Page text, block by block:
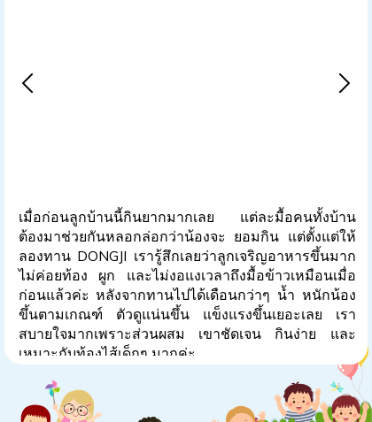
ลูกเราป่วยบ่อยมาก กินข้าวก็ไม่ค่อยตรงเวลาด้วย แม่นี่
เครียดสุดๆ พอเพื่อนแนะนำ DONGJI มา เราก็เลยลองให้
ลูกทานดู เห็นชัดเลยว่าระบบขับถ่ายน้องดีขึ้น ไม่ค่อยเจ็บ
ป่วยออดแอดเหมือนแต่ก่อน ดูร่าเริงสดใสขึ้นด้วย ที่เรา
ชอบที่สุดคือ DONGJI ช่วยให้ลูก อยากกินข้าวเองแบบ
ธรรมชาติ ไม่ต้องคอยบังคับป้อนกันเหมือนเมื่อก่อนแล้ว
ค่ะ